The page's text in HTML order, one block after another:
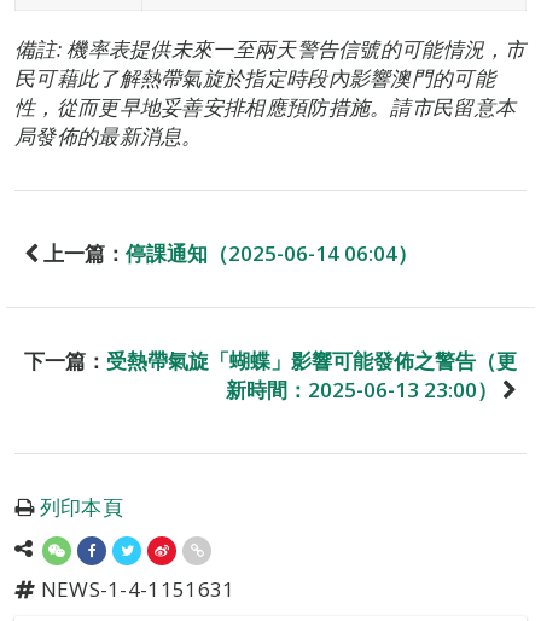
備註: 機率表提供未來一至兩天警告信號的可能情況，市
民可藉此了解熱帶氣旋於指定時段內影響澳門的可能
性，從而更早地妥善安排相應預防措施。請市民留意本
局發佈的最新消息。
上一篇： 停課通知（2025-06-14 06:04）
下一篇： 受熱帶氣旋「蝴蝶」影響可能發佈之警告（更
新時間：2025-06-13 23:00）
列印本頁
NEWS-1-4-1151631